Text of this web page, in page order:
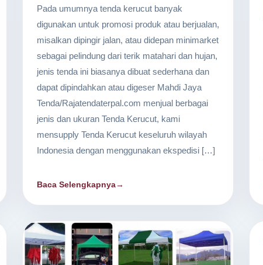
Pada umumnya tenda kerucut banyak
digunakan untuk promosi produk atau berjualan,
misalkan dipingir jalan, atau didepan minimarket
sebagai pelindung dari terik matahari dan hujan,
jenis tenda ini biasanya dibuat sederhana dan
dapat dipindahkan atau digeser Mahdi Jaya
Tenda/Rajatendaterpal.com menjual berbagai
jenis dan ukuran Tenda Kerucut, kami
mensupply Tenda Kerucut keseluruh wilayah
Indonesia dengan menggunakan ekspedisi […]
Baca Selengkapnya→